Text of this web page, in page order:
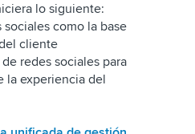
lo siguiente:
sociales como la base
cliente
redes sociales para
la experiencia del